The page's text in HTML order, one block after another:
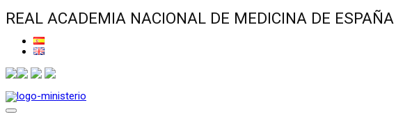
REAL ACADEMIA NACIONAL DE MEDICINA DE ESPAÑA